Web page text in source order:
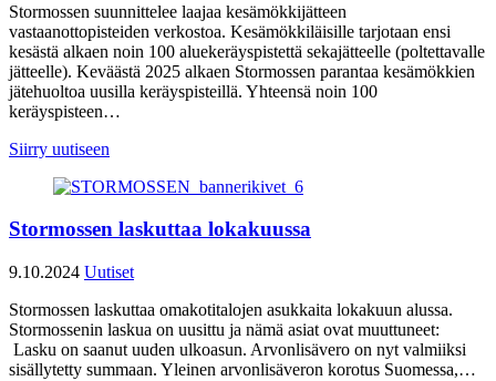
Stormossen suunnittelee laajaa kesämökkijätteen
vastaanottopisteiden verkostoa. Kesämökkiläisille tarjotaan ensi
kesästä alkaen noin 100 aluekeräyspistettä sekajätteelle (poltettavalle
jätteelle). Keväästä 2025 alkaen Stormossen parantaa kesämökkien
jätehuoltoa uusilla keräyspisteillä. Yhteensä noin 100
keräyspisteen…
Siirry uutiseen
Stormossen laskuttaa lokakuussa
9.10.2024 Uutiset
Stormossen laskuttaa omakotitalojen asukkaita lokakuun alussa.
Stormossenin laskua on uusittu ja nämä asiat ovat muuttuneet:
Lasku on saanut uuden ulkoasun. Arvonlisävero on nyt valmiiksi
sisällytetty summaan. Yleinen arvonlisäveron korotus Suomessa,…